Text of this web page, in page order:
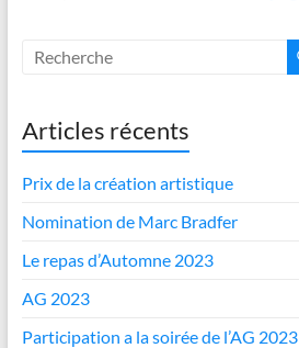
Articles récents
Prix de la création artistique
Nomination de Marc Bradfer
Le repas d’Automne 2023
AG 2023
Participation a la soirée de l’AG 2023